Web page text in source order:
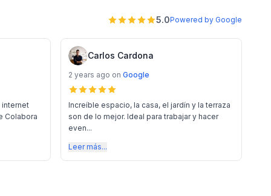
5.0Powered by Google
internet
Colabora
Carlos Cardona
2 years ago on Google
Increíble espacio, la casa, el jardín y la terraza
son de lo mejor. Ideal para trabajar y hacer
even...
Leer más...